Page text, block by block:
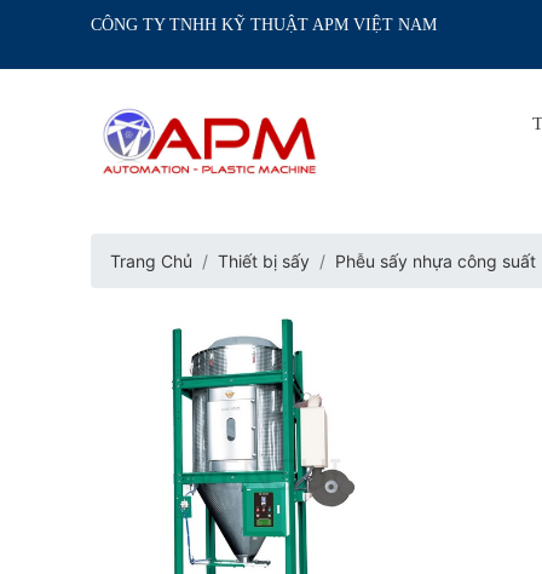
CÔNG TY TNHH KỸ THUẬT APM VIỆT NAM
Trang Chủ Thiết bị sấy Phễu sấy nhựa công suất